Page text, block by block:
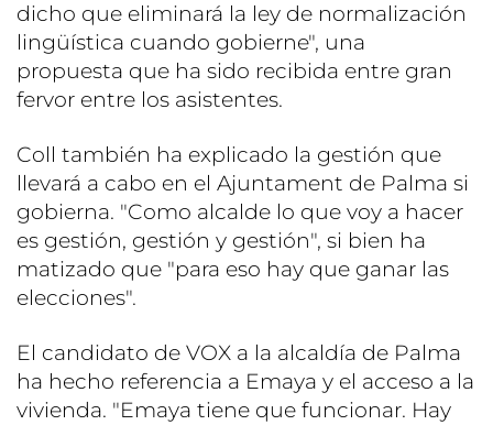
dicho que eliminará la ley de normalización
lingüística cuando gobierne", una
propuesta que ha sido recibida entre gran
fervor entre los asistentes.
Coll también ha explicado la gestión que
llevará a cabo en el Ajuntament de Palma si
gobierna. "Como alcalde lo que voy a hacer
es gestión, gestión y gestión", si bien ha
matizado que "para eso hay que ganar las
elecciones".
El candidato de VOX a la alcaldía de Palma
ha hecho referencia a Emaya y el acceso a la
vivienda. "Emaya tiene que funcionar. Hay